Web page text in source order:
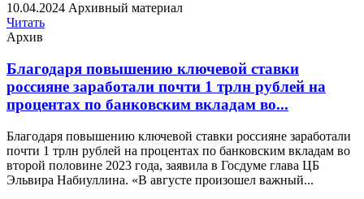
10.04.2024 Архивный материал
Читать
Архив
Благодаря повышению ключевой ставки
россияне заработали почти 1 трлн рублей на
процентах по банковским вкладам во...
Благодаря повышению ключевой ставки россияне заработали
почти 1 трлн рублей на процентах по банковским вкладам во
второй половине 2023 года, заявила в Госдуме глава ЦБ
Эльвира Набиуллина. «В августе произошел важный...